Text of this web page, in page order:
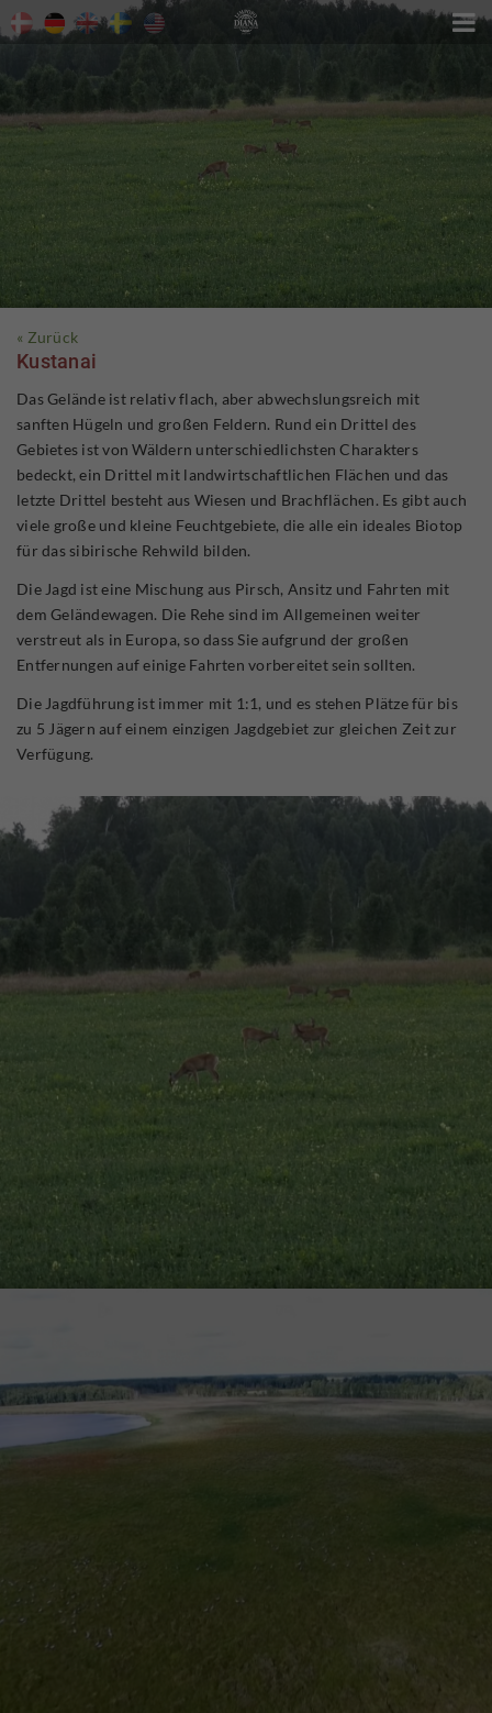

« Zurück
Kustanai
Das Gelände ist relativ flach, aber abwechslungsreich mit
sanften Hügeln und großen Feldern. Rund ein Drittel des
Gebietes ist von Wäldern unterschiedlichsten Charakters
bedeckt, ein Drittel mit landwirtschaftlichen Flächen und das
letzte Drittel besteht aus Wiesen und Brachflächen. Es gibt auch
viele große und kleine Feuchtgebiete, die alle ein ideales Biotop
für das sibirische Rehwild bilden.
Die Jagd ist eine Mischung aus Pirsch, Ansitz und Fahrten mit
dem Geländewagen. Die Rehe sind im Allgemeinen weiter
verstreut als in Europa, so dass Sie aufgrund der großen
Entfernungen auf einige Fahrten vorbereitet sein sollten.
Die Jagdführung ist immer mit 1:1, und es stehen Plätze für bis
zu 5 Jägern auf einem einzigen Jagdgebiet zur gleichen Zeit zur
Verfügung.